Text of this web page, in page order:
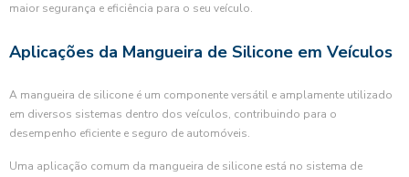
maior segurança e eficiência para o seu veículo.
Aplicações da Mangueira de Silicone em Veículos
A mangueira de silicone é um componente versátil e amplamente utilizado
em diversos sistemas dentro dos veículos, contribuindo para o
desempenho eficiente e seguro de automóveis.
Uma aplicação comum da mangueira de silicone está no sistema de